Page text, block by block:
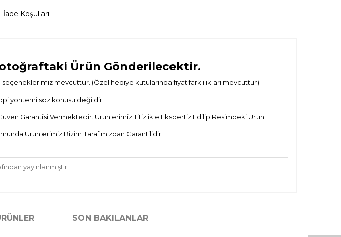
İade Koşulları
Ürün Gönderilecektir.
mevcuttur. (Özel hediye kutularında fiyat farklılıkları mevcuttur)
yöntemi söz konusu değildir.
Garantisi Vermektedir. Ürünlerimiz Titizlikle Ekspertiz Edilip Resimdeki Ürün
Ürünlerimiz Bizim Tarafımızdan Garantilidir.
yayınlanmıştır.
SON BAKILANLAR